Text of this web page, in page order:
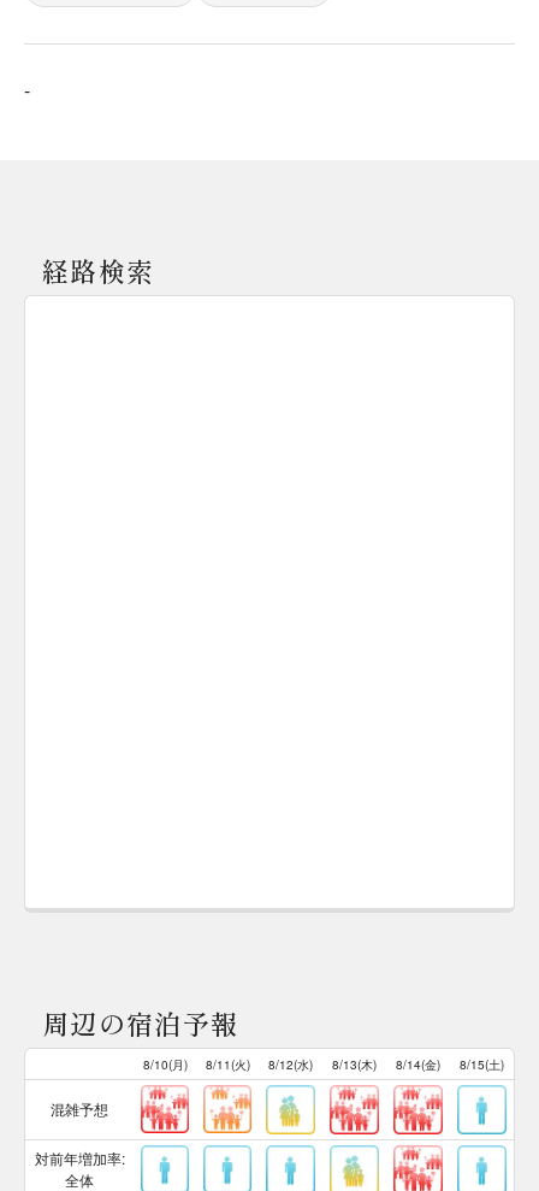
-
経路検索
周辺の宿泊予報
8/10(月) 8/11(火) 8/12(水) 8/13(木) 8/14(金) 8/15(土)
混雑予想
対前年増加率:
全体